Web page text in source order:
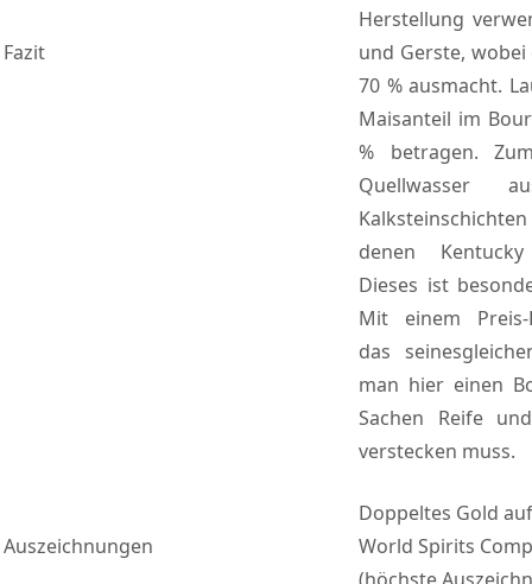
Fazit
Herstellung
und Gerste,
70 % ausmacht.
Maisanteil im
% betragen.
Quellwasser
denen
Dieses ist
Mit einem Preis-
das
man hier einen
Sachen Reife
verstecken muss.
Auszeichnungen
Doppeltes Gold
World Spirits